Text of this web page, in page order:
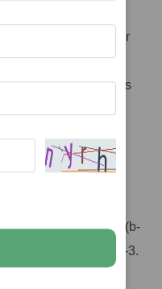
in Figure S5 in the
trend of the Bader
cell with increased
of each Co ion is
Information. (d)
x=1 at 800K.
transfer path 1-3. (b-
through paths 1-3.